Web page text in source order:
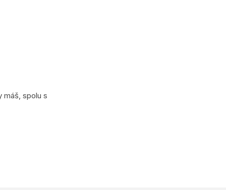
máš, spolu s